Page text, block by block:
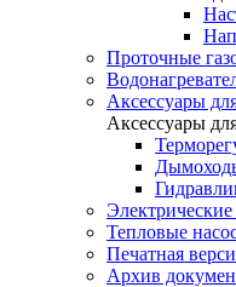
Проточные
Аксессуары
Аксессуары
Тепловые
Печатная
Архив